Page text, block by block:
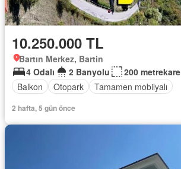
10.250.000 TL
Bartın Merkez, Bartin
4 Odalı
2 Banyolu
200 metrekare
Balkon
Otopark Tamamen mobilyalı
2 hafta, 5 gün önce